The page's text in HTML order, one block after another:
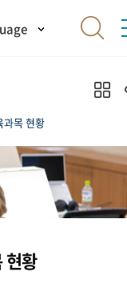
과목 현황
현황